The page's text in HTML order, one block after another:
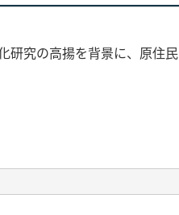
究の高揚を背景に、原住